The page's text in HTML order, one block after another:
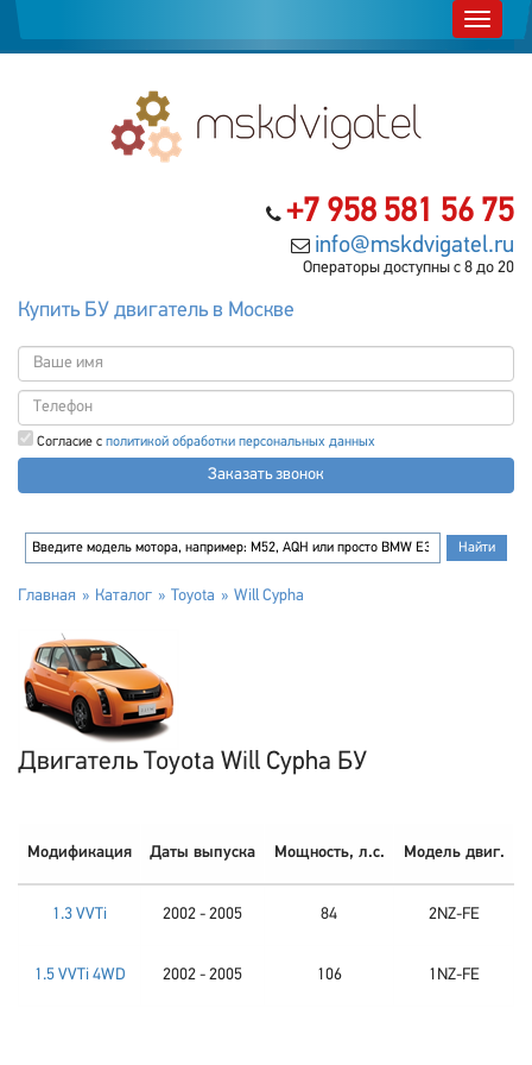
+7 958 581 56 75
info@mskdvigatel.ru
Операторы доступны с 8 до 20
Купить БУ двигатель в Москве
Согласие с политикой обработки персональных данных
Заказать звонок
Главная Каталог Toyota Will Cypha
Двигатель Toyota Will Cypha БУ
Модификация Даты выпуска Мощность, л.с. Модель двиг.
1.3 VVTi 2002 - 2005 84 2NZ-FE
1.5 VVTi 4WD 2002 - 2005 106 1NZ-FE